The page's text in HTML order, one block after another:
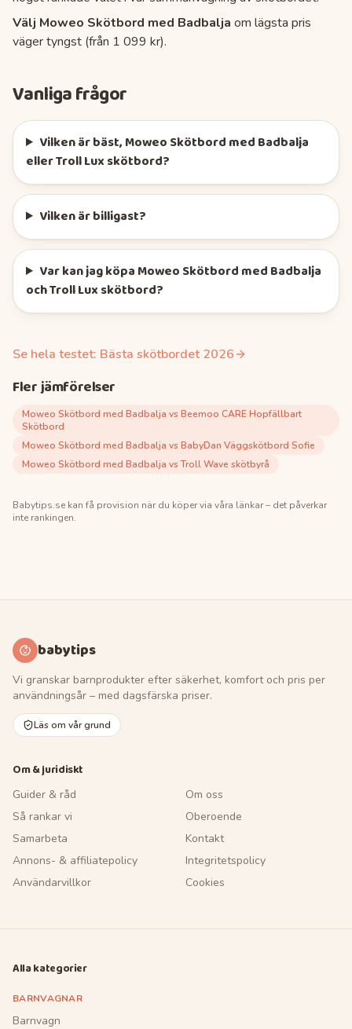
Välj Moweo Skötbord med Badbalja om lägsta pris
väger tyngst (från 1 099 kr).
Vanliga frågor
Vilken är bäst, Moweo Skötbord med Badbalja
eller Troll Lux skötbord?
Vilken är billigast?
Var kan jag köpa Moweo Skötbord med Badbalja
och Troll Lux skötbord?
Se hela testet: Bästa skötbordet 2026
Fler jämförelser
Moweo Skötbord med Badbalja vs Beemoo CARE Hopfällbart
Skötbord
Moweo Skötbord med Badbalja vs BabyDan Väggskötbord Sofie
Moweo Skötbord med Badbalja vs Troll Wave skötbyrå
Babytips.se kan få provision när du köper via våra länkar – det påverkar
inte rankingen.
babytips
Vi granskar barnprodukter efter säkerhet, komfort och pris per
användningsår – med dagsfärska priser.
Läs om vår grund
Om & juridiskt
Guider & råd
Om oss
Så rankar vi
Oberoende
Samarbeta
Kontakt
Annons- & affiliatepolicy
Integritetspolicy
Användarvillkor
Cookies
Alla kategorier
BARNVAGNAR
Barnvagn